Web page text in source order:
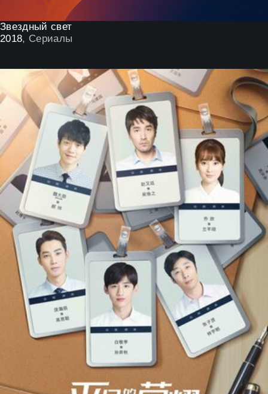
Звездный свет
2018, Сериалы